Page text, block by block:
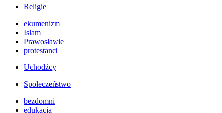
Religie
ekumenizm
Islam
Prawosławie
protestanci
Uchodźcy
Społeczeństwo
bezdomni
edukacja